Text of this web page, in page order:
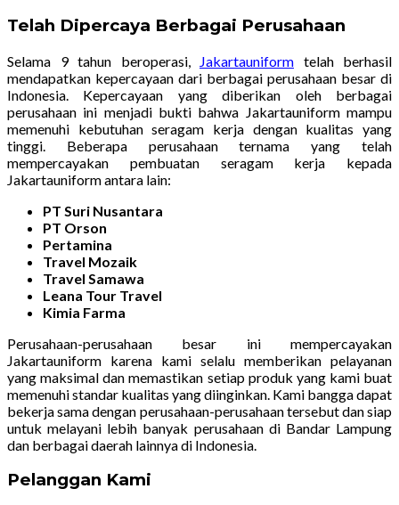
Telah Dipercaya Berbagai Perusahaan
Selama 9 tahun beroperasi, Jakartauniform telah berhasil
mendapatkan kepercayaan dari berbagai perusahaan besar di
Indonesia. Kepercayaan yang diberikan oleh berbagai
perusahaan ini menjadi bukti bahwa Jakartauniform mampu
memenuhi kebutuhan seragam kerja dengan kualitas yang
tinggi. Beberapa perusahaan ternama yang telah
mempercayakan pembuatan seragam kerja kepada
Jakartauniform antara lain:
PT Suri Nusantara
PT Orson
Pertamina
Travel Mozaik
Travel Samawa
Leana Tour Travel
Kimia Farma
Perusahaan-perusahaan besar ini mempercayakan
Jakartauniform karena kami selalu memberikan pelayanan
yang maksimal dan memastikan setiap produk yang kami buat
memenuhi standar kualitas yang diinginkan. Kami bangga dapat
bekerja sama dengan perusahaan-perusahaan tersebut dan siap
untuk melayani lebih banyak perusahaan di Bandar Lampung
dan berbagai daerah lainnya di Indonesia.
Pelanggan Kami